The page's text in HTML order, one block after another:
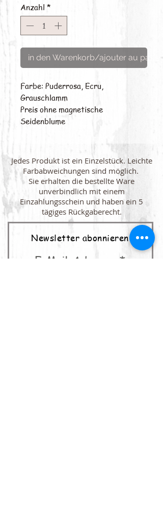
Anzahl *
in den Warenkorb/ajouter au panier
Farbe: Puderrosa, Ecru,
Grauschlamm
Preis ohne magnetische
Seidenblume
Jedes Produkt ist ein Einzelstück. Leichte
Farbabweichungen sind möglich.
Sie erhalten die bestellte Ware
unverbindlich mit einem
Einzahlungsschein und haben ein 5
tägiges Rückgaberecht.
Newsletter abonnieren
E-Mail-Adresse